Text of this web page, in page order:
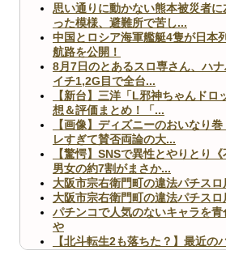
思い通りに動かない熊本被災者
った模様、避難所で苦し...
中国とロシア海軍艦艇4隻が日本
航路を公開！
8月7日のとあるスロ専さん、ハ
イチ1,2G目で全台...
【新台】三洋「L邪神ちゃんド
想＆評価まとめ！「...
【画像】ディズニーのおいなり
レすぎて賛否両論の大...
【驚愕】SNSで異性とやりとり
男女の約7割がまさか...
大阪市宗右衛門町の違法パチス
大阪市宗右衛門町の違法パチス
パチンコで人気のないキャラを
や
【北斗転生2も落ちた？】最近の